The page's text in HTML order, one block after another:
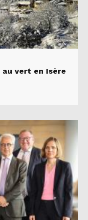
au vert en Isère